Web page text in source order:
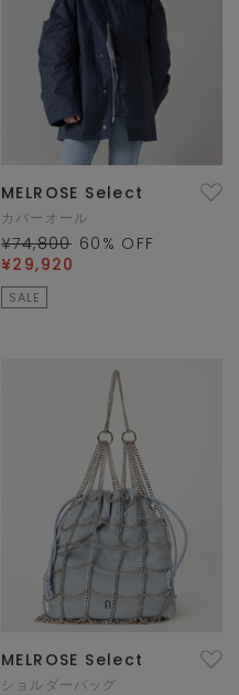
MELROSE Select
カバーオール
¥74,800 60 % OFF
¥29,920
SALE
MELROSE Select
ショルダーバッグ